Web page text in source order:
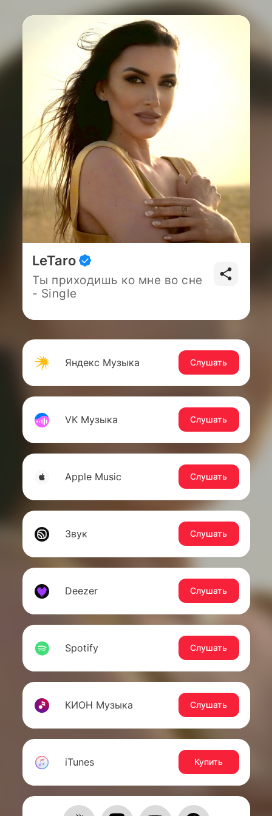
LeTaro
Ты приходишь ко мне во сне
- Single
Яндекс Музыка Слушать
VK Музыка Слушать
Apple Music Слушать
Звук Слушать
Deezer Слушать
Spotify Слушать
КИОН Музыка Слушать
iTunes Купить